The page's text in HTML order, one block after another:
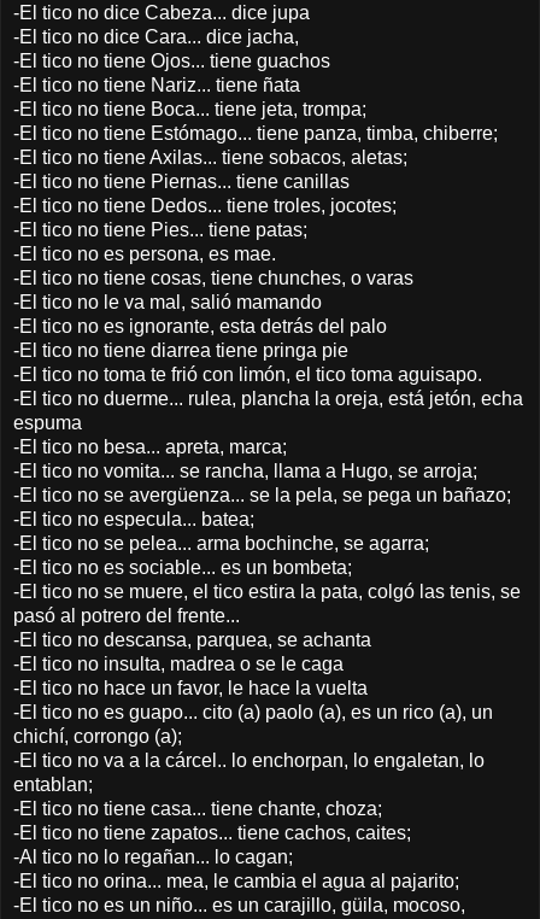
-El tico no dice Cabeza... dice jupa
-El tico no dice Cara... dice jacha,
-El tico no tiene Ojos... tiene guachos
-El tico no tiene Nariz... tiene ñata
-El tico no tiene Boca... tiene jeta, trompa;
-El tico no tiene Estómago... tiene panza, timba, chiberre;
-El tico no tiene Axilas... tiene sobacos, aletas;
-El tico no tiene Piernas... tiene canillas
-El tico no tiene Dedos... tiene troles, jocotes;
-El tico no tiene Pies... tiene patas;
-El tico no es persona, es mae.
-El tico no tiene cosas, tiene chunches, o varas
-El tico no le va mal, salió mamando
-El tico no es ignorante, esta detrás del palo
-El tico no tiene diarrea tiene pringa pie
-El tico no toma te frió con limón, el tico toma aguisapo.
-El tico no duerme... rulea, plancha la oreja, está jetón, echa
espuma
-El tico no besa... apreta, marca;
-El tico no vomita... se rancha, llama a Hugo, se arroja;
-El tico no se avergüenza... se la pela, se pega un bañazo;
-El tico no especula... batea;
-El tico no se pelea... arma bochinche, se agarra;
-El tico no es sociable... es un bombeta;
-El tico no se muere, el tico estira la pata, colgó las tenis, se
pasó al potrero del frente...
-El tico no descansa, parquea, se achanta
-El tico no insulta, madrea o se le caga
-El tico no hace un favor, le hace la vuelta
-El tico no es guapo... cito (a) paolo (a), es un rico (a), un
chichí, corrongo (a);
-El tico no va a la cárcel.. lo enchorpan, lo engaletan, lo
entablan;
-El tico no tiene casa... tiene chante, choza;
-El tico no tiene zapatos... tiene cachos, caites;
-Al tico no lo regañan... lo cagan;
-El tico no orina... mea, le cambia el agua al pajarito;
-El tico no es un niño... es un carajillo, güila, mocoso,